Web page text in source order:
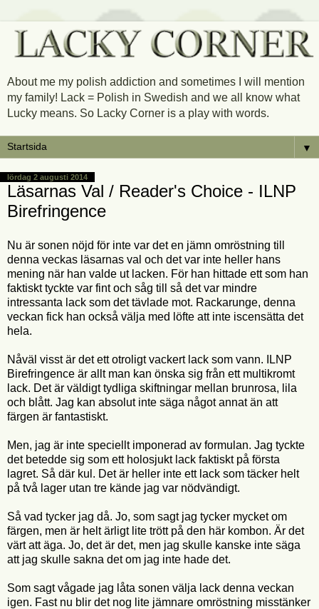
About me my polish addiction and sometimes I will mention
my family! Lack = Polish in Swedish and we all know what
Lucky means. So Lacky Corner is a play with words.
▼
lördag 2 augusti 2014
Läsarnas Val / Reader's Choice - ILNP
Birefringence
Nu är sonen nöjd för inte var det en jämn omröstning till
denna veckas läsarnas val och det var inte heller hans
mening när han valde ut lacken. För han hittade ett som han
faktiskt tyckte var fint och såg till så det var mindre
intressanta lack som det tävlade mot. Rackarunge, denna
veckan fick han också välja med löfte att inte iscensätta det
hela.
Nåväl visst är det ett otroligt vackert lack som vann. ILNP
Birefringence är allt man kan önska sig från ett multikromt
lack. Det är väldigt tydliga skiftningar mellan brunrosa, lila
och blått. Jag kan absolut inte säga något annat än att
färgen är fantastiskt.
Men, jag är inte speciellt imponerad av formulan. Jag tyckte
det betedde sig som ett holosjukt lack faktiskt på första
lagret. Så där kul. Det är heller inte ett lack som täcker helt
på två lager utan tre kände jag var nödvändigt.
Så vad tycker jag då. Jo, som sagt jag tycker mycket om
färgen, men är helt ärligt lite trött på den här kombon. Är det
värt att äga. Jo, det är det, men jag skulle kanske inte säga
att jag skulle sakna det om jag inte hade det.
Som sagt vågade jag låta sonen välja lack denna veckan
igen. Fast nu blir det nog lite jämnare omröstning misstänker